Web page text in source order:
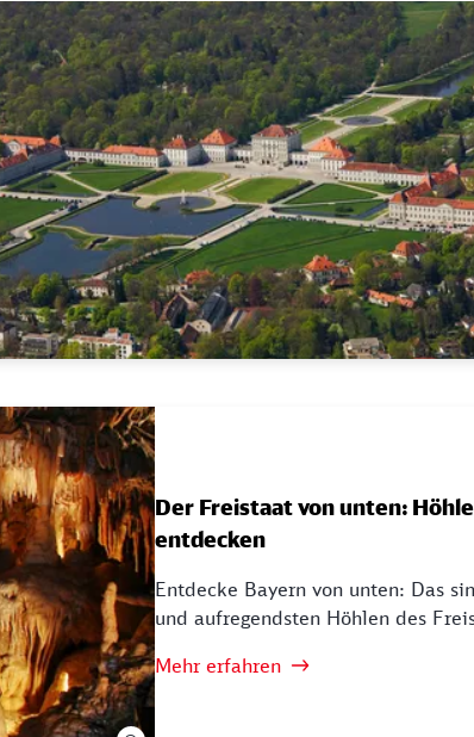
Der Freistaat von unten:
entdecken
Entdecke Bayern von unten: Das
und aufregendsten Höhlen des
Mehr erfahren